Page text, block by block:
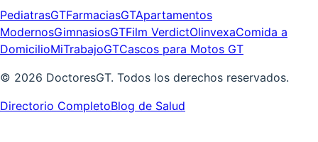
PediatrasGTFarmaciasGTApartamentos
ModernosGimnasiosGTFilm VerdictOlinvexaComida a
DomicilioMiTrabajoGTCascos para Motos GT
© 2026 DoctoresGT. Todos los derechos reservados.
Directorio CompletoBlog de Salud